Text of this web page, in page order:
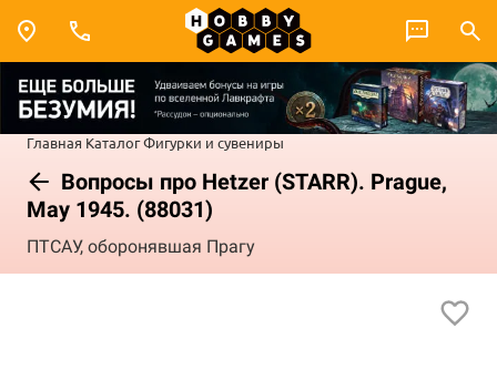
Главная КаталогФигурки и сувениры
Вопросы про Hetzer (STARR). Prague,
May 1945. (88031)
ПТСАУ, оборонявшая Прагу